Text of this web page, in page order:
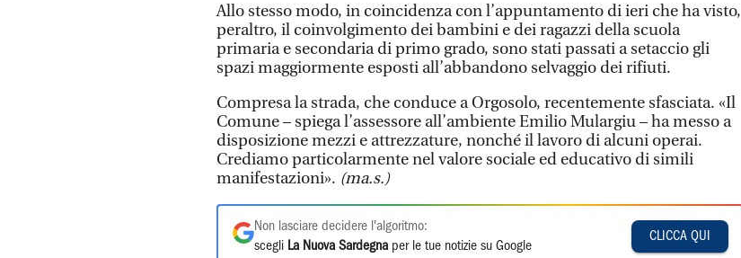
Allo stesso modo, in coincidenza con l’appuntamento di ieri che ha visto,
peraltro, il coinvolgimento dei bambini e dei ragazzi della scuola
primaria e secondaria di primo grado, sono stati passati a setaccio gli
spazi maggiormente esposti all’abbandono selvaggio dei rifiuti.
Compresa la strada, che conduce a Orgosolo, recentemente sfasciata. «Il
Comune – spiega l’assessore all’ambiente Emilio Mulargiu – ha messo a
disposizione mezzi e attrezzature, nonché il lavoro di alcuni operai.
Crediamo particolarmente nel valore sociale ed educativo di simili
manifestazioni». (ma.s.)
Non lasciare decidere l'algoritmo:
scegli La Nuova Sardegna per le tue notizie su Google
CLICCA QUI